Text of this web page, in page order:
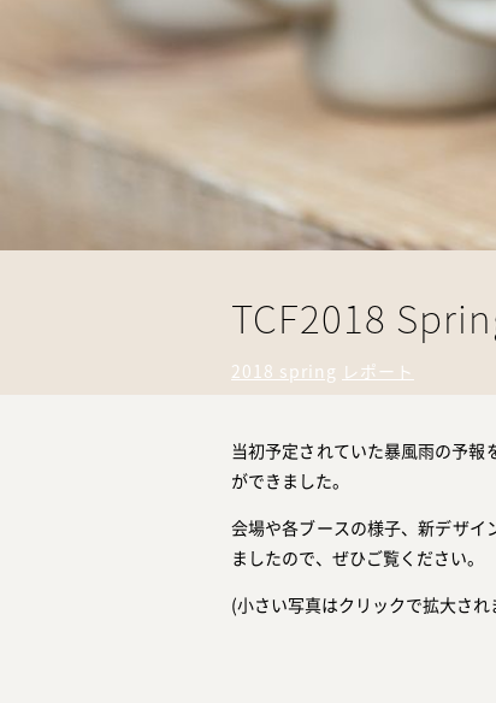
TCF2018
2018 spring レポート
当初予定されていた暴風雨の予
ができました。
会場や各ブースの様子、新デザイ
ましたので、ぜひご覧ください。
(小さい写真はクリックで拡大され